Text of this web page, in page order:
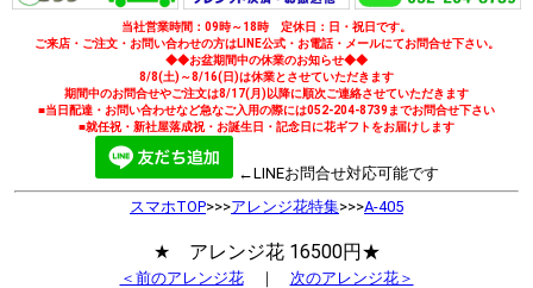
当社営業時間：09時～18時 定休日：日・祝日です。
ご来店・ご注文・お問い合わせの方はLINE公式・お電話・メールにてお問合せ下さい。
◆◆お盆期間中の休業のお知らせ◆◆
8/8(土)～8/16(日)は休業とさせていただきます
期間中のお問合せやご注文は8/17(月)以降に順次ご連絡させていただきます
■当日配達・お問い合わせなど急なご入用の際には052-204-8739までお問合せ下さい
■就任祝・新社屋落成祝・お誕生日・記念日に花ギフトをお届けします
←LINEお問合せ対応可能です
スマホTOP>>>アレンジ花特集>>>A-405
★ アレンジ花 16500円★
＜前のアレンジ花｜ 次のアレンジ花＞